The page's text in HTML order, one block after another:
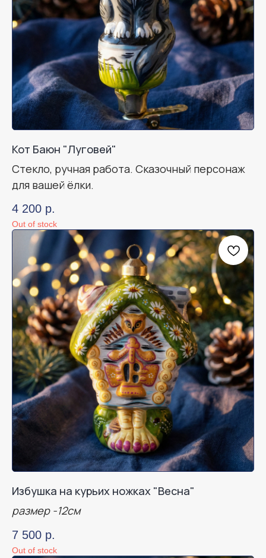
Кот Баюн "Луговей"
Стекло, ручная работа. Сказочный персонаж
для вашей ёлки.
4 200 р.
Out of stock
Избушка на курьих ножках "Весна"
размер -12см
7 500 р.
Out of stock